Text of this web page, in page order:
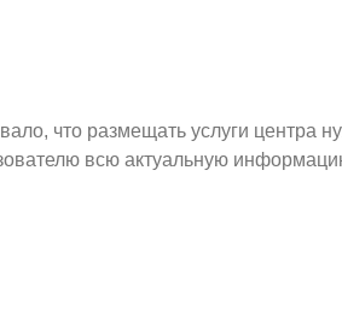
что размещать услуги центра
всю актуальную